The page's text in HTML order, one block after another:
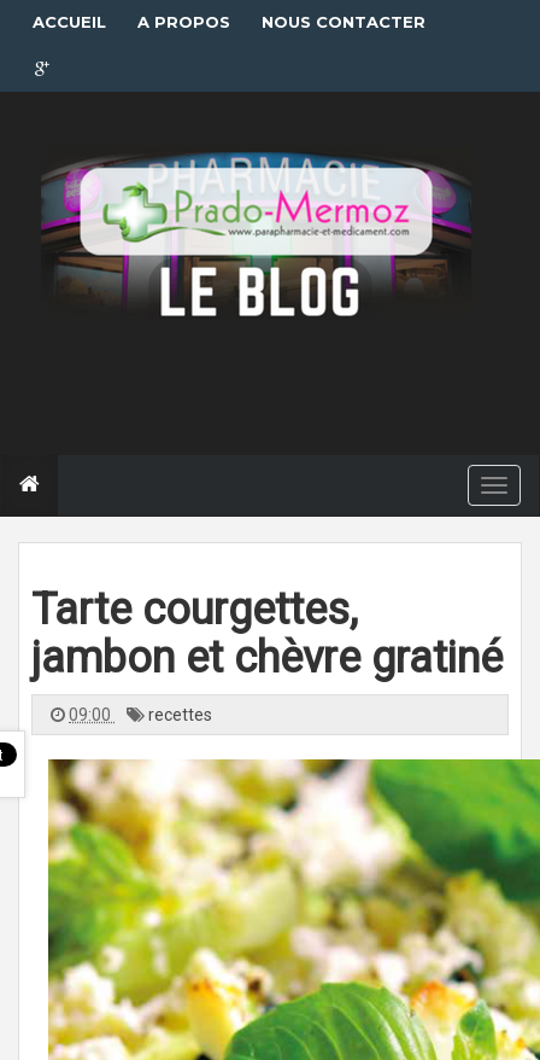
ACCUEIL A PROPOS NOUS CONTACTER
T
o
g
l
g
a
t
Tarte courgettes,
jambon et chèvre gratiné
09:00 recettes